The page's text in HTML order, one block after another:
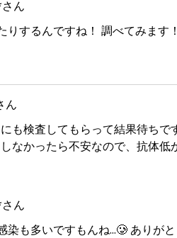
ん
りするんですね！ 調べてみます
も検査してもらって結果待ち
なかったら不安なので、抗体低
ん
染も多いですもんね...🥲 ありが